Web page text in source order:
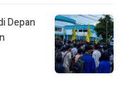
Depan